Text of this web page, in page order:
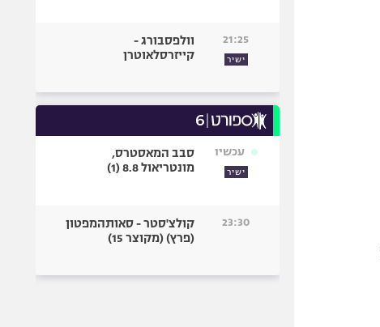
21:25
ישיר
וולפסבורג -
קייזרסלאוטרן
עכשיו
ישיר
סבב המאסטרס,
מונטריאול 8.8 (1)
23:30
קולצ'סטר - סאותהמפטון
(פרץ) (מקוצר 15)